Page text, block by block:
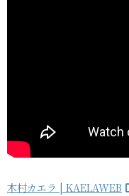
木村カエラ | KAELAWEB